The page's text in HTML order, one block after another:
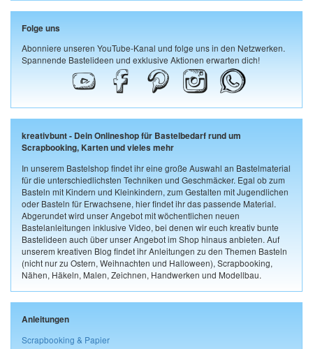
Folge uns
Abonniere unseren YouTube-Kanal und folge uns in den Netzwerken.
Spannende Bastelideen und exklusive Aktionen erwarten dich!
kreativbunt - Dein Onlineshop für Bastelbedarf rund um
Scrapbooking, Karten und vieles mehr
In unserem Bastelshop findet ihr eine große Auswahl an Bastelmaterial
für die unterschiedlichsten Techniken und Geschmäcker. Egal ob zum
Basteln mit Kindern und Kleinkindern, zum Gestalten mit Jugendlichen
oder Basteln für Erwachsene, hier findet ihr das passende Material.
Abgerundet wird unser Angebot mit wöchentlichen neuen
Bastelanleitungen inklusive Video, bei denen wir euch kreativ bunte
Bastelideen auch über unser Angebot im Shop hinaus anbieten. Auf
unserem kreativen Blog findet ihr Anleitungen zu den Themen Basteln
(nicht nur zu Ostern, Weihnachten und Halloween), Scrapbooking,
Nähen, Häkeln, Malen, Zeichnen, Handwerken und Modellbau.
Anleitungen
Scrapbooking & Papier